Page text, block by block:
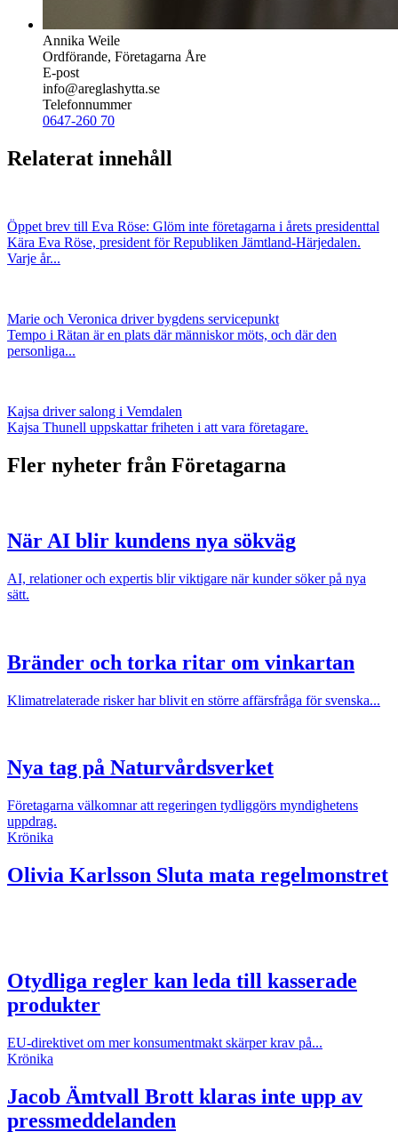
Annika Weile
Ordförande, Företagarna Åre
E-post
info@areglashytta.se
Telefonnummer
0647-260 70
Relaterat innehåll
Öppet brev till Eva Röse: Glöm inte företagarna i årets presidenttal
Kära Eva Röse, president för Republiken Jämtland-Härjedalen.
Varje år...
Marie och Veronica driver bygdens servicepunkt
Tempo i Rätan är en plats där människor möts, och där den
personliga...
Kajsa driver salong i Vemdalen
Kajsa Thunell uppskattar friheten i att vara företagare.
Fler nyheter från Företagarna
När AI blir kundens nya sökväg
AI, relationer och expertis blir viktigare när kunder söker på nya
sätt.
Bränder och torka ritar om vinkartan
Klimatrelaterade risker har blivit en större affärsfråga för svenska...
Nya tag på Naturvårdsverket
Företagarna välkomnar att regeringen tydliggörs myndighetens
uppdrag.
Krönika
Olivia Karlsson Sluta mata regelmonstret
Otydliga regler kan leda till kasserade
produkter
EU-direktivet om mer konsumentmakt skärper krav på...
Krönika
Jacob Ämtvall Brott klaras inte upp av
pressmeddelanden